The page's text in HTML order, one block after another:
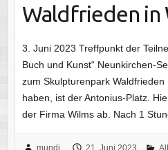
Waldfrieden in
3. Juni 2023 Treffpunkt der
Buch und Kunst“ Neunkirchen-
zum Skulpturenpark
haben, ist der Antonius-Platz.
der Firma Wilms ab. Nach 1
mundi 21. Juni 2023